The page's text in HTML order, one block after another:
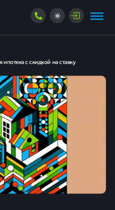
с скидкой на ставку